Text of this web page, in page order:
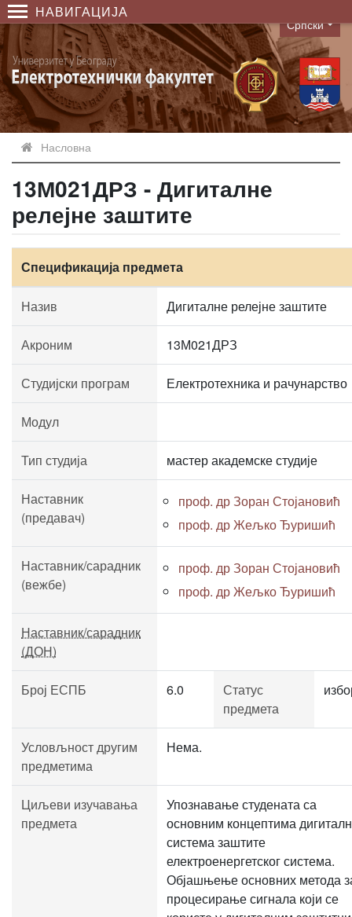
НАВИГАЦИЈА
Language
Српски
Насловна
13М021ДРЗ - Дигиталне
релејне заштите
Спецификација предмета
Назив Дигиталне релејне заштите
Акроним 13М021ДРЗ
Студијски програм Електротехника и рачунарство
Модул
Тип студија мастер академске студије
Наставник
(предавач)
проф. др Зоран Стојановић
проф. др Жељко Ђуришић
Наставник/сарадник
(вежбе)
проф. др Зоран Стојановић
проф. др Жељко Ђуришић
Наставник/сарадник
(ДОН)
Број ЕСПБ 6.0
Статус
предмета
Условљност другим
предметима
Нема.
Циљеви изучавања
предмета
Упознавање студената са
основним концептима
система заштите
електроенергетског система.
Објашњење основних метода
процесирање сигнала који се